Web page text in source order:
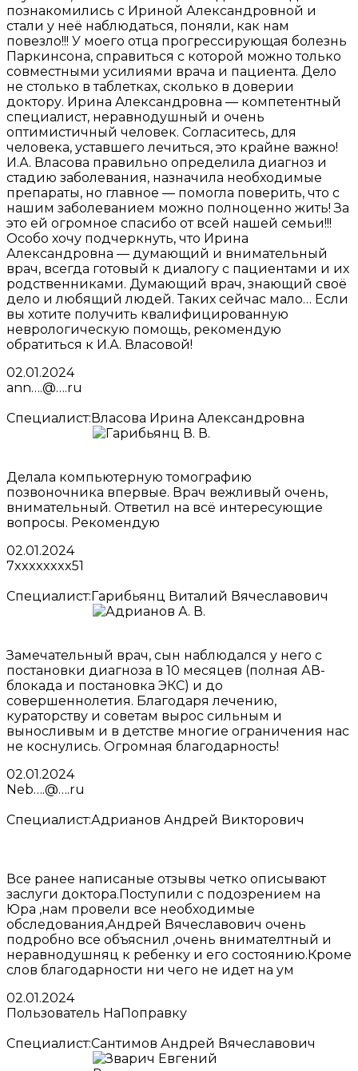
познакомились с Ириной Александровной и
стали у неё наблюдаться, поняли, как нам
повезло!!! У моего отца прогрессирующая болезнь
Паркинсона, справиться с которой можно только
совместными усилиями врача и пациента. Дело
не столько в таблетках, сколько в доверии
доктору. Ирина Александровна — компетентный
специалист, неравнодушный и очень
оптимистичный человек. Согласитесь, для
человека, уставшего лечиться, это крайне важно!
И.А. Власова правильно определила диагноз и
стадию заболевания, назначила необходимые
препараты, но главное — помогла поверить, что с
нашим заболеванием можно полноценно жить! За
это ей огромное спасибо от всей нашей семьи!!!
Особо хочу подчеркнуть, что Ирина
Александровна — думающий и внимательный
врач, всегда готовый к диалогу с пациентами и их
родственниками. Думающий врач, знающий своё
дело и любящий людей. Таких сейчас мало… Если
вы хотите получить квалифицированную
неврологическую помощь, рекомендую
обратиться к И.А. Власовой!
02.01.2024
ann….@….ru
Специалист: Власова Ирина Александровна
Делала компьютерную томографию
позвоночника впервые. Врач вежливый очень,
внимательный. Ответил на всё интересующие
вопросы. Рекомендую
02.01.2024
7xxxxxxxx51
Специалист: Гарибьянц Виталий Вячеславович
Замечательный врач, сын наблюдался у него с
постановки диагноза в 10 месяцев (полная АВ-
блокада и постановка ЭКС) и до
совершеннолетия. Благодаря лечению,
кураторству и советам вырос сильным и
выносливым и в детстве многие ограничения нас
не коснулись. Огромная благодарность!
02.01.2024
Neb….@….ru
Специалист:Адрианов Андрей Викторович
Все ранее написаные отзывы четко описывают
заслуги доктора.Поступили с подозрением на
Юра ,нам провели все необходимые
обследования,Андрей Вячеславович очень
подробно все объяснил ,очень внимателтный и
неравнодушняц к ребенку и его состоянию.Кроме
слов благодарности ни чего не идет на ум
02.01.2024
Пользователь НаПоправку
Специалист:Сантимов Андрей Вячеславович